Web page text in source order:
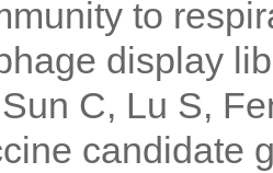
to
display
C, Lu S,
candidate